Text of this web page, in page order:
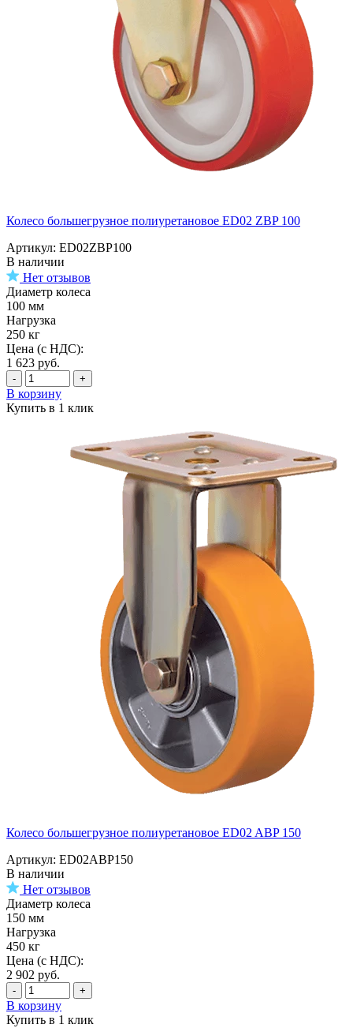
Колесо большегрузное полиуретановое ED02 ZBP 100
Артикул: ED02ZBP100
В наличии
Нет отзывов
Диаметр колеса
100 мм
Нагрузка
250 кг
Цена (с НДС):
1 623 руб.
- +
В корзину
Купить в 1 клик
Колесо большегрузное полиуретановое ED02 ABP 150
Артикул: ED02ABP150
В наличии
Нет отзывов
Диаметр колеса
150 мм
Нагрузка
450 кг
Цена (с НДС):
2 902 руб.
- +
В корзину
Купить в 1 клик